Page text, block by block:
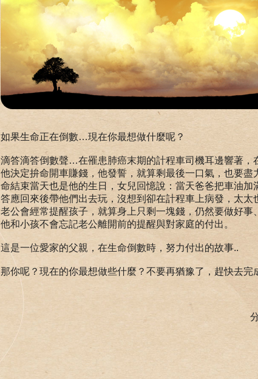
如果生命正在倒數…現在你最想做什麼呢？
滴答滴答倒數聲…在罹患肺癌末期的計程車司機耳邊響著，
他決定拚命開車賺錢，他發誓，就算剩最後一口氣，也要盡
命結束當天也是他的生日，女兒回憶說：當天爸爸把車油加
答應回來後帶他們出去玩，沒想到卻在計程車上病發，太太
老公會經常提醒孩子，就算身上只剩一塊錢，仍然要做好事
他和小孩不會忘記老公離開前的提醒與對家庭的付出。
這是一位愛家的父親，在生命倒數時，努力付出的故事..
那你呢？現在的你最想做些什麼？不要再猶豫了，趕快去完